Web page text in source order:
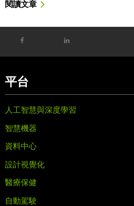
閱讀文章
平台
人工智慧與深度學習
智慧機器
資料中心
設計視覺化
醫療保健
自動駕駛